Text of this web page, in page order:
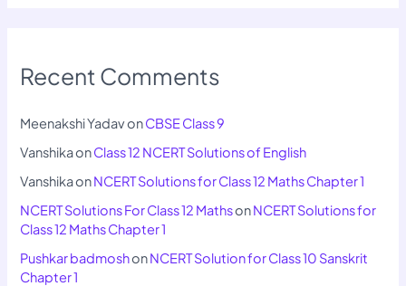
Recent Comments
Meenakshi YadavonCBSE Class 9
VanshikaonClass 12 NCERT Solutions of English
VanshikaonNCERT Solutions for Class 12 Maths Chapter 1
NCERT Solutions For Class 12 MathsonNCERT Solutions for
Class 12 Maths Chapter 1
Pushkar badmoshonNCERT Solution for Class 10 Sanskrit
Chapter 1